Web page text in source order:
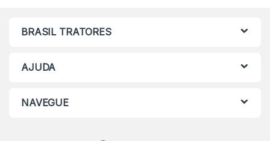
BRASIL TRATORES
AJUDA
NAVEGUE